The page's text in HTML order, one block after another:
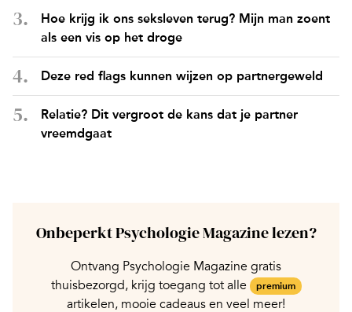
Hoe krijg ik ons seksleven terug? Mijn man zoent
als een vis op het droge
Deze red flags kunnen wijzen op partnergeweld
Relatie? Dit vergroot de kans dat je partner
vreemdgaat
Onbeperkt Psychologie Magazine lezen?
Ontvang Psychologie Magazine gratis
thuisbezorgd, krijg toegang tot alle
premium
artikelen, mooie cadeaus en veel meer!